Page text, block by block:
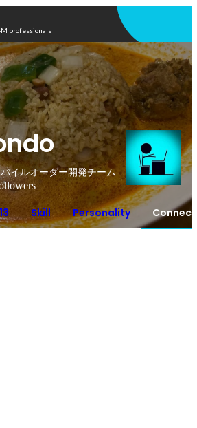
professionals
イルオーダー開発チーム
Skill Personality